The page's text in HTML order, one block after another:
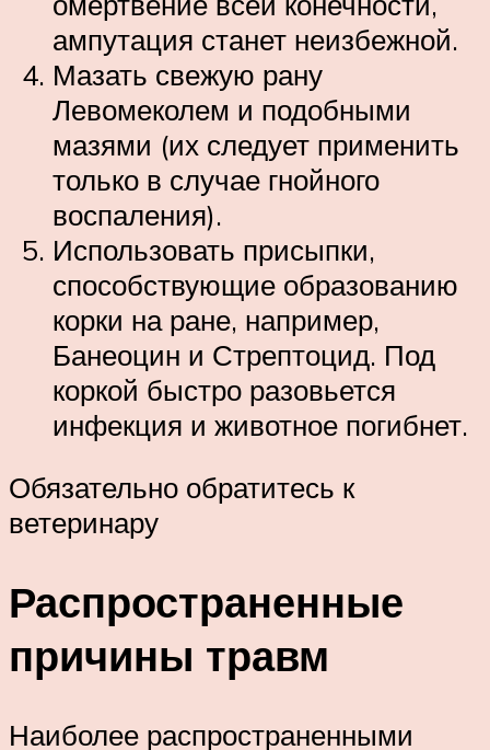
ампутация станет неизбежной.
Мазать свежую рану
Левомеколем и подобными
мазями (их следует применить
только в случае гнойного
воспаления).
Использовать присыпки,
способствующие образованию
корки на ране, например,
Банеоцин и Стрептоцид. Под
коркой быстро разовьется
инфекция и животное погибнет.
Обязательно обратитесь к
ветеринару
Распространенные
причины травм
Наиболее распространенными